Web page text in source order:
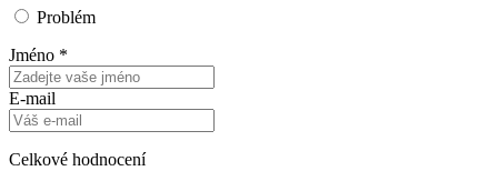
Problém
Jméno *
E-mail
Celkové hodnocení